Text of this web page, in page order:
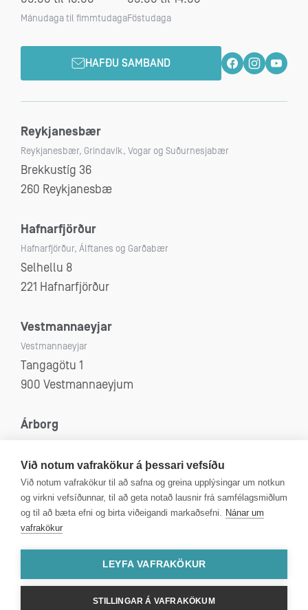
Mánudaga til fimmtudagaFöstudaga
HAFÐU SAMBAND
Reykjanesbær
Reykjanesbær, Grindavík, Vogar og Suðurnesjabær
Brekkustíg 36
260 Reykjanesbæ
Hafnarfjörður
Hafnarfjörður, Álftanes og Garðabær
Selhellu 8
221 Hafnarfjörður
Vestmannaeyjar
Vestmannaeyjar
Tangagötu 1
900 Vestmannaeyjum
Árborg
Eyravegi 53
800 Selfoss
Við notum vafrakökur á þessari vefsíðu
Við notum vafrakökur til að safna og greina upplýsingar um notkun
og virkni vefsíðunnar, til að geta notað lausnir frá samfélagsmiðlum
og til að bæta efni og birta viðeigandi markaðsefni. Nánar um
vafrakökur
LEYFA VAFRAKÖKUR
STILLINGAR Á VAFRAKÖKUM